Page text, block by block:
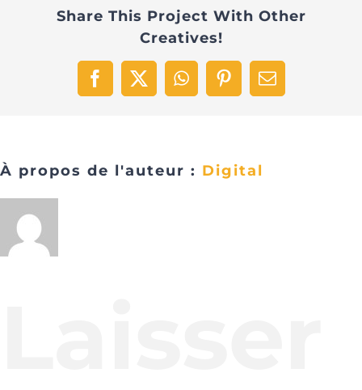
Share This Project With Other
Creatives!
Facebook
X WhatsAppPinterestEmail
À propos de l'auteur : Digital